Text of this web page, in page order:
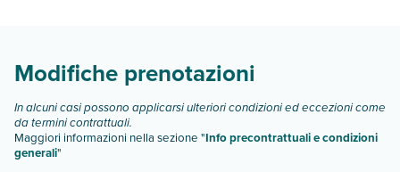
camera quadrupla
descrizione".
Modifiche prenotazioni
In alcuni casi possono applicarsi ulteriori condizioni ed eccezioni come
da termini contrattuali.
Maggiori informazioni nella sezione "Info precontrattuali e condizioni
generali"